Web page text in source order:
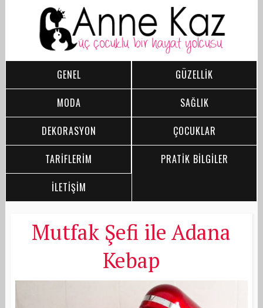
GENEL
GÜZELLİK
MODA
SAĞLIK
DEKORASYON
ÇOCUKLAR
TARİFLERİM
PRATİK BİLGİLER
İLETİŞİM
Mutfak Şefi ile Adana
Kebap